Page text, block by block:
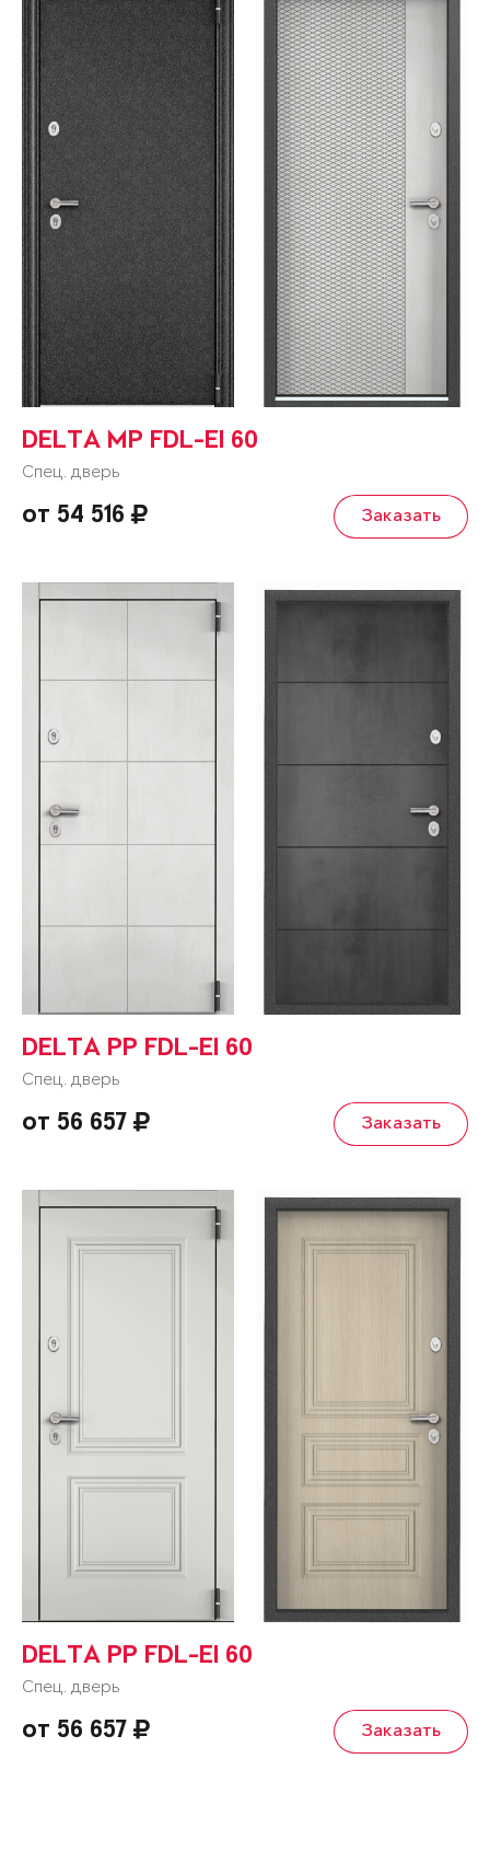
DELTA MP FDL-EI 60
Спец. дверь
от 54 516 Заказать
DELTA PP FDL-EI 60
Спец. дверь
от 56 657 Заказать
DELTA PP FDL-EI 60
Спец. дверь
от 56 657 Заказать